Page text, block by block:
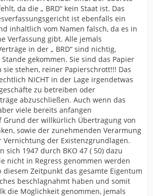
da die „ BRD“ kein Staat ist. Das
ist ebenfalls ein
inhaltlich vom Namen falsch, da es in
Verfassung gibt. Alle jemals
in der „ BRD“ sind nichtig,
gekommen. Sie sind das Papier
stehen, reiner Papierschrott!!! Das
NICHT in der Lage irgendetwas
zu betreiben oder
abzuschließen. Auch wenn das
viele bereits anfangen
Grund der willkürlich Übertragung von
sowie der zunehmenden Verarmung
Vernichtung der Existenzgrundlagen.
sich 1947 durch BKO 47 ( 50) dazu
nicht in Regress genommen werden
diesem Zeitpunkt das gesamte Eigentum
beschlagnahmt haben und somit
die Möglichkeit genommen, jemals